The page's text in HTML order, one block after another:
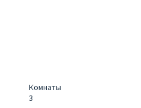
Комнаты
3